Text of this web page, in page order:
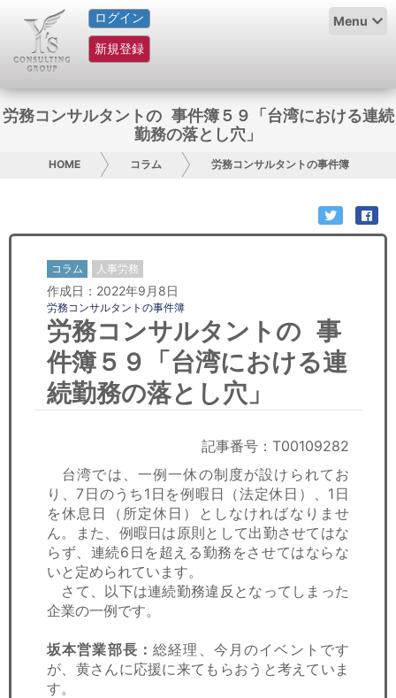
ログイン
新規登録
Menu
HOME
サービス紹介
お問い合わせ
日本人にPR
コンサルティング
リサーチ
セミナー
労務顧問
ＩＴ
飲食店情報
労務コンサルタントの 事件簿５９「台湾における連続
勤務の落とし穴」
HOME コラム 労務コンサルタントの事件簿
コラム 人事労務
作成日：2022年9月8日
労務コンサルタントの事件簿
労務コンサルタントの 事
件簿５９「台湾における連
続勤務の落とし穴」
記事番号：T00109282
台湾では、一例一休の制度が設けられてお
り、7日のうち1日を例暇日（法定休日）、1日
を休息日（所定休日）としなければなりませ
ん。また、例暇日は原則として出勤させてはな
らず、連続6日を超える勤務をさせてはならな
いと定められています。
さて、以下は連続勤務違反となってしまった
企業の一例です。
坂本営業部長：総経理、今月のイベントです
が、黄さんに応援に来てもらおうと考えていま
す。